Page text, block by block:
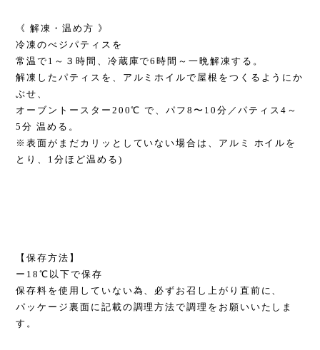
《 解凍・温め方 》
冷凍のべジパティスを
常温で1～３時間、冷蔵庫で6時間～一晩解凍する。
解凍したパティスを、アルミホイルで屋根をつくるようにか
ぶせ、
オーブントースター200℃ で、パフ8〜10分／パティス4～
5分 温める。
※表面がまだカリッとしていない場合は、アルミ ホイルを
とり、1分ほど温める)
【保存方法】
ー18℃以下で保存
保存料を使用していない為、必ずお召し上がり直前に、
パッケージ裏面に記載の調理方法で調理をお願いいたしま
す。